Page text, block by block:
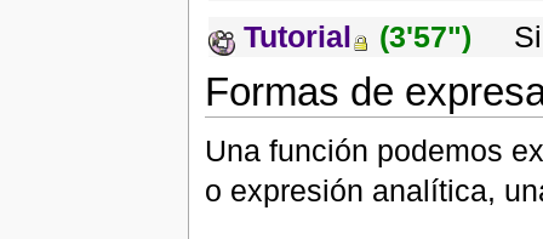
Tutorial
(3'57")
Formas de
Una función podemos
o expresión analítica,